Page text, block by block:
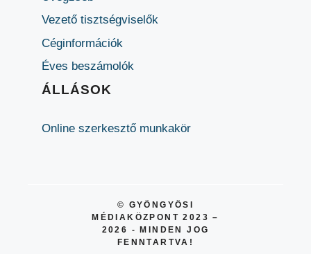
Vezető tisztségviselők
Céginformációk
Éves beszámolók
ÁLLÁSOK
Online szerkesztő munkakör
© GYÖNGYÖSI
MÉDIAKÖZPONT 2023 –
2026 - MINDEN JOG
FENNTARTVA!